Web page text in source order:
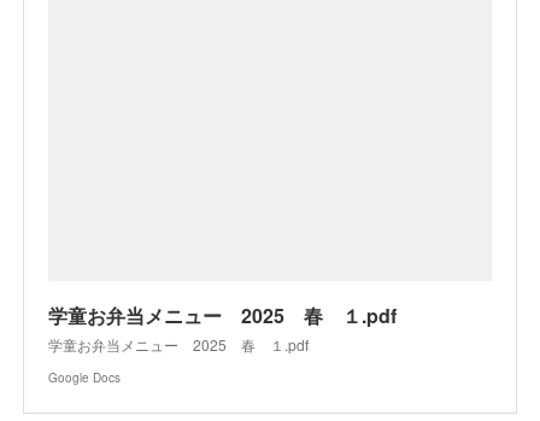
学童お弁当メニュー 2025 春 １.pdf
学童お弁当メニュー 2025 春 １.pdf
Google Docs